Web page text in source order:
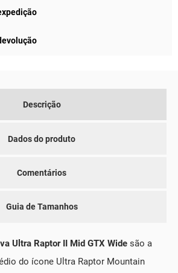
Descrição
Dados do produto
Comentários
Guia de Tamanhos
Ultra Raptor II Mid GTX Wide são a
do ícone Ultra Raptor Mountain